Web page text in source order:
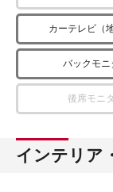
カーテレビ（
バックモニ
後席モニ
インテリア